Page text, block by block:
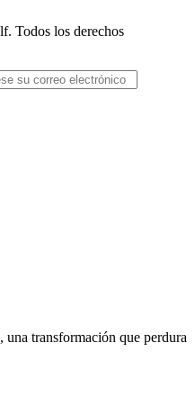
Todos los derechos
una transformación que perdura